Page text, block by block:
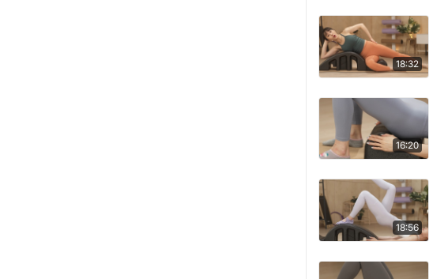
18:32
16:20
18:56